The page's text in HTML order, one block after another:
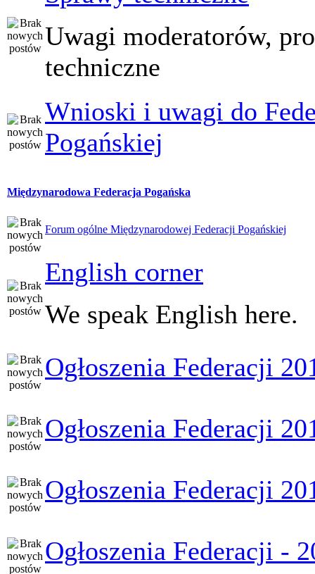
Uwagi moderatorów,
techniczne
Wnioski i uwagi do
Pogańskiej
Międzynarodowa Federacja Pogańska
Forum ogólne Międzynarodowej Federacji Pogańskiej
English corner
We speak English here.
Ogłoszenia Federacji
Ogłoszenia Federacji
Ogłoszenia Federacji
Ogłoszenia Federacji -